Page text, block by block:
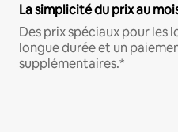
La simplicité du prix au
Des prix spéciaux pour les
longue durée et un
supplémentaires.*